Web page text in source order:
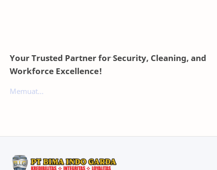
Your Trusted Partner for Security, Cleaning, and
Workforce Excellence!
Memuat...